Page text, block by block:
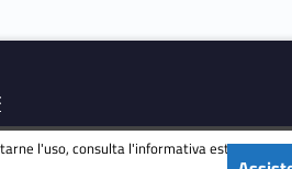
l'uso, consulta l'informativa estesa.ENG